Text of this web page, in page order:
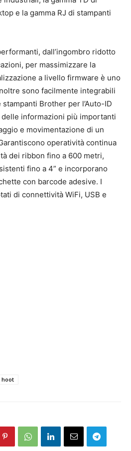
e la gamma RJ di stampanti
dall’ingombro ridotto
per massimizzare la
a livello firmware è uno
sono facilmente integrabili
Brother per l’Auto-ID
informazioni più importanti
e movimentazione di un
operatività continua
dei ribbon fino a 600 metri,
fino a 4” e incorporano
con barcode adesive. I
di connettività WiFi, USB e
hoot